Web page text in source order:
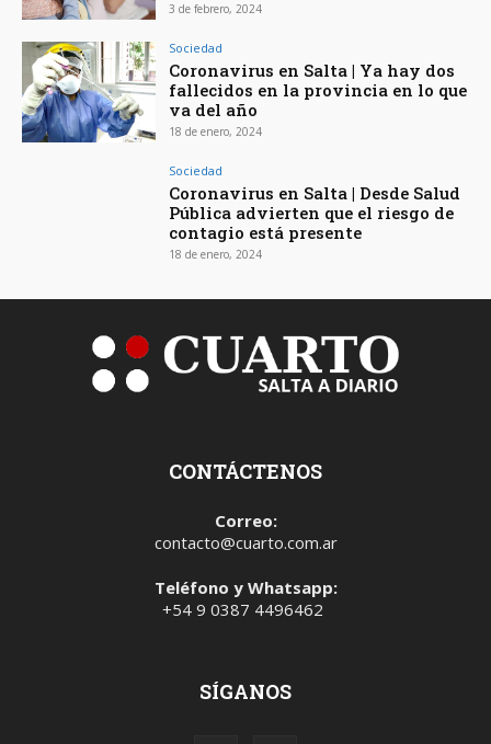
3 de febrero, 2024
Sociedad
Coronavirus en Salta | Ya hay dos
fallecidos en la provincia en lo que
va del año
18 de enero, 2024
Sociedad
Coronavirus en Salta | Desde Salud
Pública advierten que el riesgo de
contagio está presente
18 de enero, 2024
CONTÁCTENOS
Correo:
contacto@cuarto.com.ar
Teléfono y Whatsapp:
+54 9 0387 4496462
SÍGANOS